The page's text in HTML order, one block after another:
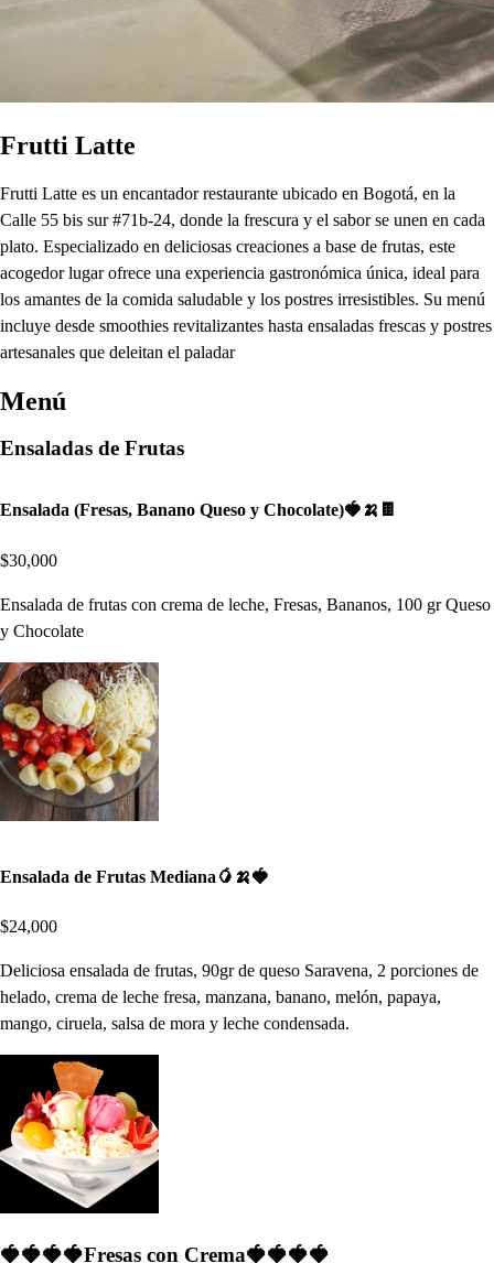
Frutti Latte
Frutti Latte es un encantador restaurante ubicado en Bogotá, en la
Calle 55 bis sur #71b-24, donde la frescura y el sabor se unen en cada
plato. Especializado en deliciosas creaciones a base de frutas, este
acogedor lugar ofrece una experiencia gastronómica única, ideal para
los amantes de la comida saludable y los postres irresistibles. Su menú
incluye desde smoothies revitalizantes hasta ensaladas frescas y postres
artesanales que deleitan el paladar
Menú
Ensaladas de Frutas
Ensalada (Fresas, Banano Queso y Chocolate)🍓🍌🍫
$30,000
Ensalada de frutas con crema de leche, Fresas, Bananos, 100 gr Queso
y Chocolate
Ensalada de Frutas Mediana🥭🍌🍓
$24,000
Deliciosa ensalada de frutas, 90gr de queso Saravena, 2 porciones de
helado, crema de leche fresa, manzana, banano, melón, papaya,
mango, ciruela, salsa de mora y leche condensada.
🍓🍓🍓🍓Fresas con Crema🍓🍓🍓🍓